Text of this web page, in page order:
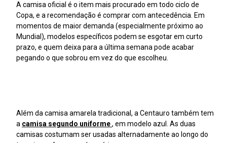
A camisa oficial é o item mais procurado em todo ciclo de
Copa, e a recomendação é comprar com antecedência. Em
momentos de maior demanda (especialmente próximo ao
Mundial), modelos específicos podem se esgotar em curto
prazo, e quem deixa para a última semana pode acabar
pegando o que sobrou em vez do que escolheu.
Além da camisa amarela tradicional, a Centauro também tem
a camisa segundo uniforme, em modelo azul. As duas
camisas costumam ser usadas alternadamente ao longo do